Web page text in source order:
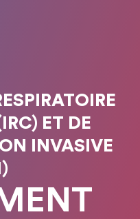
ET DE
INVASIVE